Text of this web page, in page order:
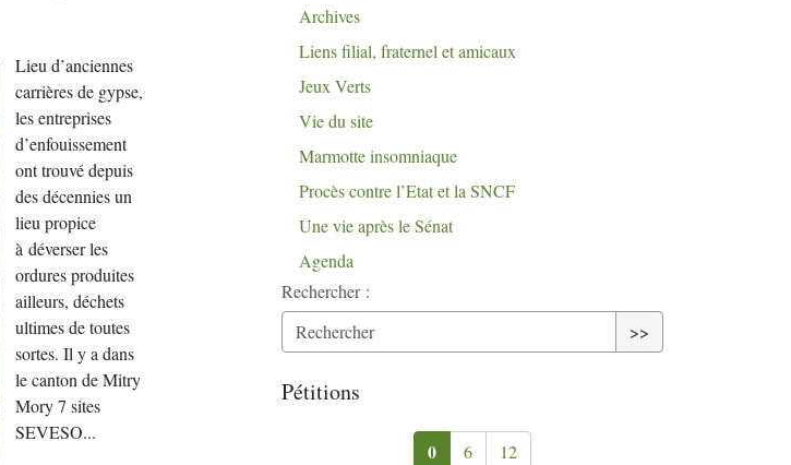
Lieu d’anciennes
carrières de gypse,
les entreprises
d’enfouissement
ont trouvé depuis
des décennies un
lieu propice
à déverser les
ordures produites
ailleurs, déchets
ultimes de toutes
sortes. Il y a dans
le canton de Mitry
Mory 7 sites
SEVESO...
Archives
Liens filial, fraternel et amicaux
Jeux Verts
Vie du site
Marmotte insomniaque
Procès contre l’Etat et la SNCF
Une vie après le Sénat
Agenda
Rechercher :
>>
Pétitions
0 6
12